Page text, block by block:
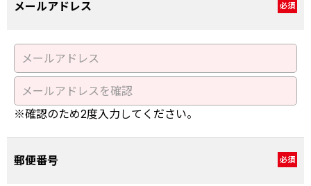
メールアドレス 必須
※確認のため2度入力してください。
郵便番号 必須